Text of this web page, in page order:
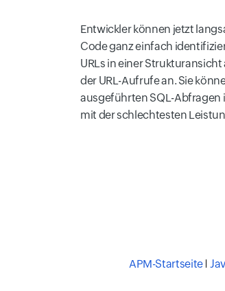
Entwickler können jetzt
Code ganz einfach
URLs in einer
der URL-Aufrufe an. Sie
ausgeführten SQL-Abfragen
mit der schlechtesten
APM-Startseite